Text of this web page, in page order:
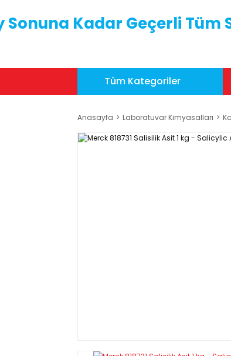
Sonuna Kadar Geçerli Tüm
Tüm Kategoriler
Anasayfa Laboratuvar Kimyasalları